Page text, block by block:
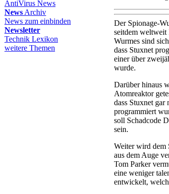
AntiVirus News
News Archiv
News zum einbinden
Newsletter
Technik Lexikon
weitere Themen
Der Spionage-
seitdem weltweit
Wurmes sind
dass Stuxnet
einer über
wurde.
Darüber hinaus
Atomreaktor
dass Stuxnet
programmiert
soll Schadcode
sein.
Weiter wird dem
aus dem Auge
Tom Parker
eine weniger
entwickelt,